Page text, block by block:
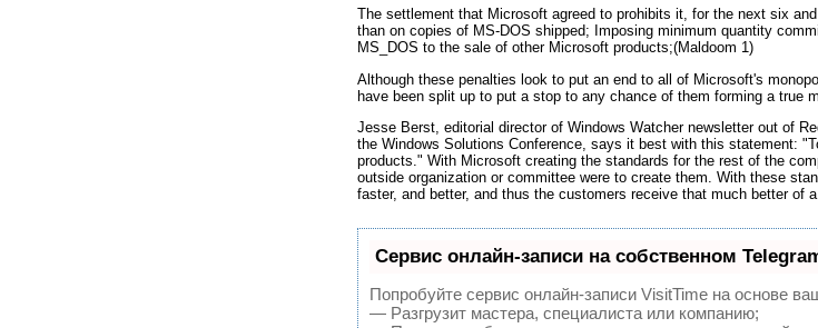
The settlement that Microsoft agreed to prohibits it, for the next six
than on copies of MS-DOS shipped; Imposing minimum quantity
MS_DOS to the sale of other Microsoft products;(Maldoom 1)
Although these penalties look to put an end to all of Microsoft's
have been split up to put a stop to any chance of them forming a true
Jesse Berst, editorial director of Windows Watcher newsletter out of
the Windows Solutions Conference, says it best with this statement:
products." With Microsoft creating the standards for the rest of the
outside organization or committee were to create them. With these
faster, and better, and thus the customers receive that much better of
Сервис онлайн-записи на собственном
Попробуйте сервис онлайн-записи VisitTime на основе
— Разгрузит мастера, специалиста или компанию;